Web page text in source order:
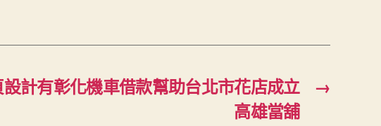
→
計有彰化機車借款幫助台北市花店成立
高雄當舖